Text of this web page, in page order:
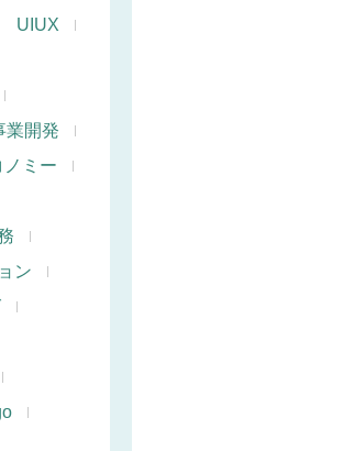
UIUX
業開発
ノミー
ン